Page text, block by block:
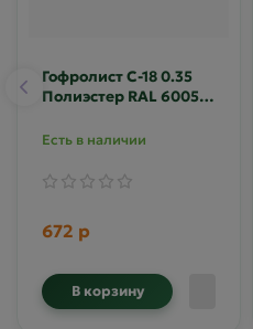
Гофролист С-18 0.35
Полиэстер RAL 6005
Есть в наличии
672 р
В корзину